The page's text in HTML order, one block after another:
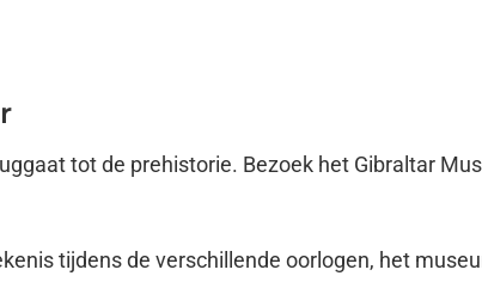
tot de prehistorie. Bezoek het Gibraltar
tijdens de verschillende oorlogen, het